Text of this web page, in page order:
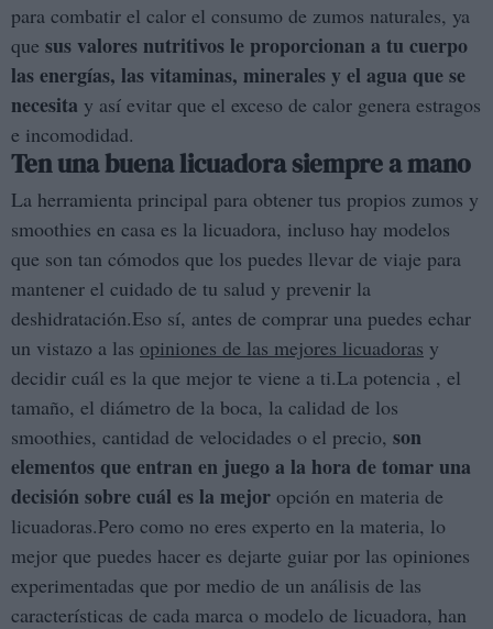
para combatir el calor el consumo de zumos naturales, ya
que sus valores nutritivos le proporcionan a tu cuerpo
las energías, las vitaminas, minerales y el agua que se
necesita y así evitar que el exceso de calor genera estragos
e incomodidad.
Ten una buena licuadora siempre a mano
La herramienta principal para obtener tus propios zumos y
smoothies en casa es la licuadora, incluso hay modelos
que son tan cómodos que los puedes llevar de viaje para
mantener el cuidado de tu salud y prevenir la
deshidratación.Eso sí, antes de comprar una puedes echar
un vistazo a las opiniones de las mejores licuadoras y
decidir cuál es la que mejor te viene a ti.La potencia , el
tamaño, el diámetro de la boca, la calidad de los
smoothies, cantidad de velocidades o el precio, son
elementos que entran en juego a la hora de tomar una
decisión sobre cuál es la mejor opción en materia de
licuadoras.Pero como no eres experto en la materia, lo
mejor que puedes hacer es dejarte guiar por las opiniones
experimentadas que por medio de un análisis de las
características de cada marca o modelo de licuadora, han